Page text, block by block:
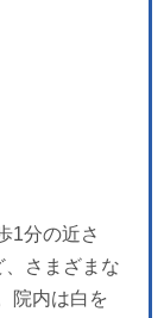
1分の近さ
さまざまな
院内は白を